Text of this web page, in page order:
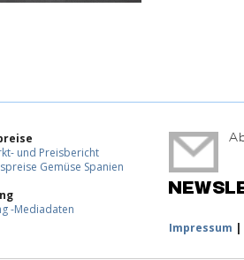
und Preisbericht
Gemüse Spanien
-Mediadaten
Impressum |